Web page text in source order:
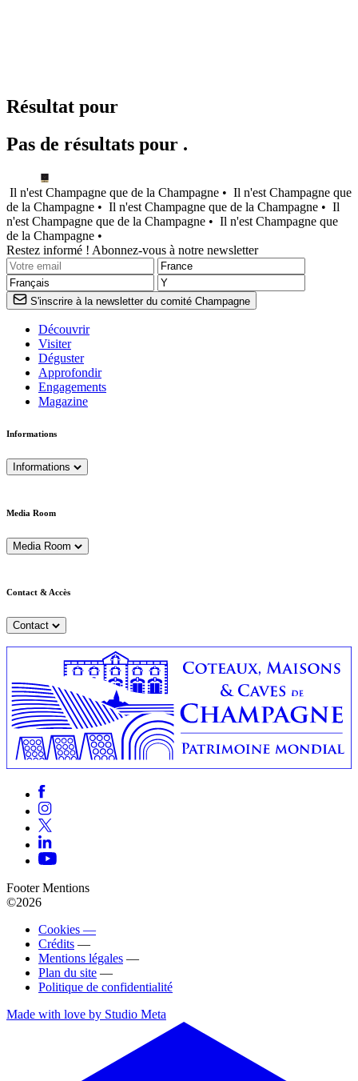
Résultat pour
Pas de résultats pour .
Il n'est Champagne que de la Champagne • Il n'est Champagne que
de la Champagne • Il n'est Champagne que de la Champagne • Il
n'est Champagne que de la Champagne • Il n'est Champagne que
de la Champagne •
Restez informé ! Abonnez-vous à notre newsletter
S'inscrire à la newsletter du comité Champagne
Découvrir
Visiter
Déguster
Approfondir
Engagements
Magazine
Informations
Informations
Media Room
Media Room
Contact & Accès
Contact
Footer Mentions
©2026
Cookies —
Crédits —
Mentions légales —
Plan du site —
Politique de confidentialité
Made with love by Studio Meta